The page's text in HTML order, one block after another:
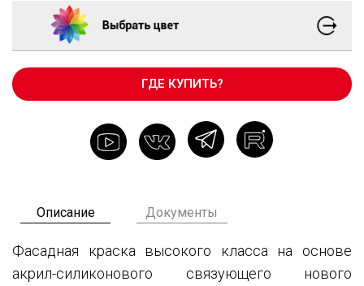
ГДЕ КУПИТЬ?
Описание Документы
Фасадная краска высокого класса на основе
акрил-силиконового связующего нового